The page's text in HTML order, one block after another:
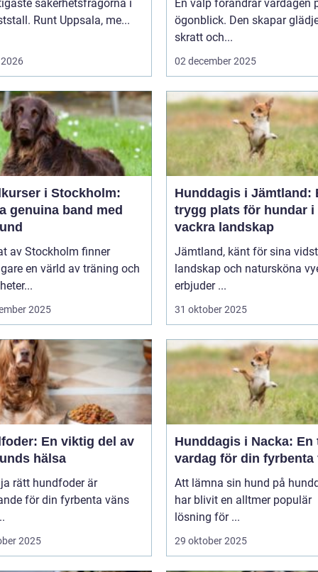
säkerhetsfrågorna i
Runt Uppsala, me...
En valp förändrar vardagen
ögonblick. Den skapar
skratt och...
02 december 2025
i Stockholm:
genuina band med
av Stockholm finner
en värld av träning och
2025
Hunddagis i Jämtland:
trygg plats för hundar i
vackra landskap
Jämtland, känt för sina
landskap och natursköna
erbjuder ...
31 oktober 2025
En viktig del av
hälsa
rätt hundfoder är
för din fyrbenta väns
2025
Hunddagis i Nacka: En
vardag för din fyrbenta
Att lämna sin hund på
har blivit en alltmer populär
lösning för ...
29 oktober 2025